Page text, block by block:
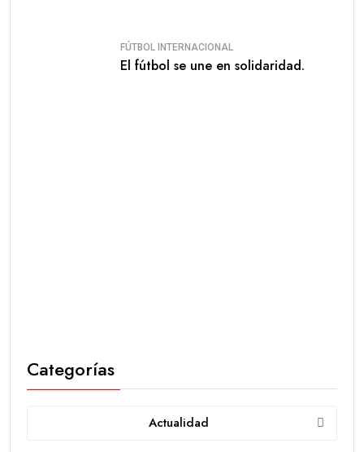
FÚTBOL INTERNACIONAL
El fútbol se une en solidaridad.
Categorías
Actualidad